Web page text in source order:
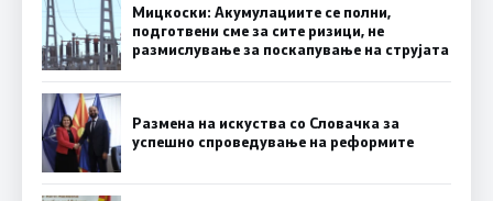
Мицкоски: Акумулациите се полни,
подготвени сме за сите ризици, не
размислување за поскапување на струјата
Размена на искуства со Словачка за
успешно спроведување на реформите